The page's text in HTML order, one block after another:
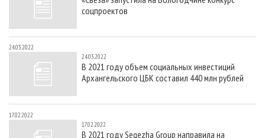
соцпроектов
24.03.2022
24.03.2022
В 2021 году объем социальных инвестиций
Архангельского ЦБК составил 440 млн рублей
17.02.2022
17.02.2022
В 2021 году Segezha Group направила на